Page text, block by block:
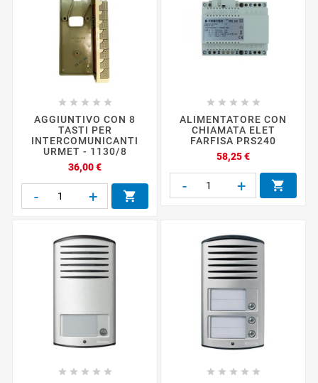
    
AGGIUNTIVO CON 8
TASTI PER
INTERCOMUNICANTI
URMET - 1130/8
36,00 €Prezzo
- + 
    
ALIMENTATORE CON
CHIAMATA ELET
FARFISA PRS240
58,25 €Prezzo
- + 
         